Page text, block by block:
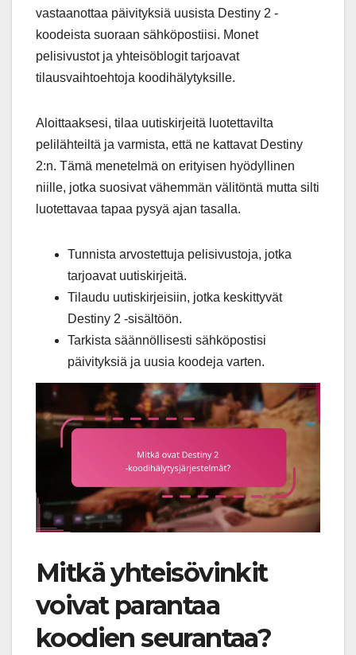
vastaanottaa päivityksiä uusista Destiny 2 -
koodeista suoraan sähköpostiisi. Monet
pelisivustot ja yhteisöblogit tarjoavat
tilausvaihtoehtoja koodihälytyksille.
Aloittaaksesi, tilaa uutiskirjeitä luotettavilta
pelilähteiltä ja varmista, että ne kattavat Destiny
2:n. Tämä menetelmä on erityisen hyödyllinen
niille, jotka suosivat vähemmän välitöntä mutta silti
luotettavaa tapaa pysyä ajan tasalla.
Tunnista arvostettuja pelisivustoja, jotka
tarjoavat uutiskirjeitä.
Tilaudu uutiskirjeisiin, jotka keskittyvät
Destiny 2 -sisältöön.
Tarkista säännöllisesti sähköpostisi
päivityksiä ja uusia koodeja varten.
Mitkä yhteisövinkit
voivat parantaa
koodien seurantaa?